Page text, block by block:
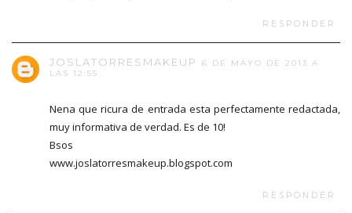
RESPONDER
JOSLATORRESMAKEUP
6 DE MAYO DE 2013 A
LAS 12:55
Nena que ricura de entrada esta perfectamente redactada,
muy informativa de verdad. Es de 10!
Bsos
www.joslatorresmakeup.blogspot.com
RESPONDER